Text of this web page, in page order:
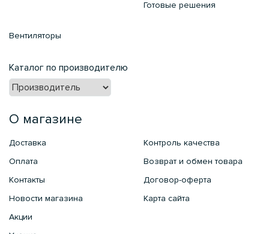
Готовые решения
Вентиляторы
Каталог по производителю
О магазине
Доставка
Оплата
Контакты
Новости магазина
Акции
Контроль качества
Возврат и обмен товара
Договор-оферта
Карта сайта